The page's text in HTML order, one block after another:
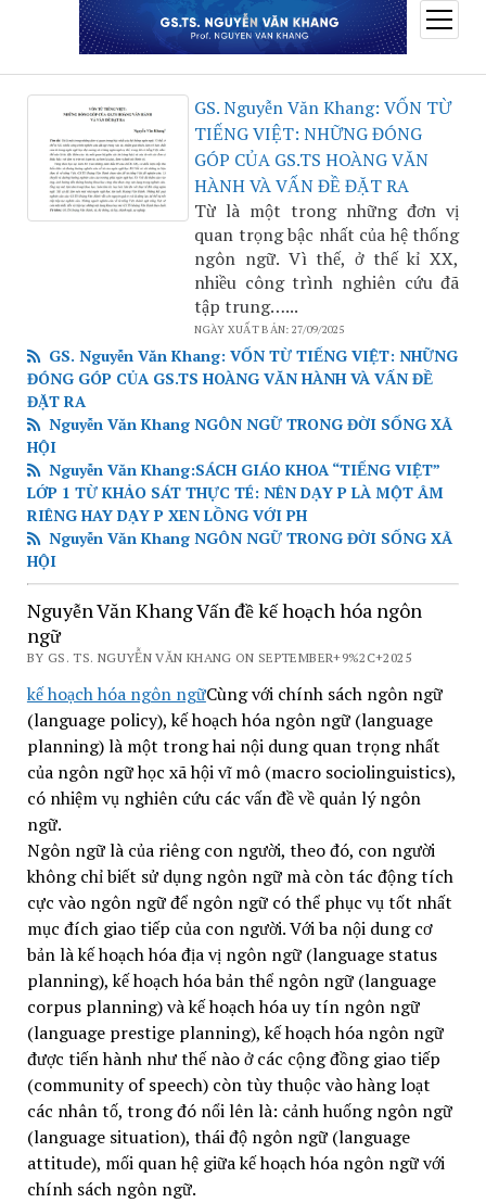
open
menu
GS. Nguyễn Văn Khang: VỐN TỪ
TIẾNG VIỆT: NHỮNG ĐÓNG
GÓP CỦA GS.TS HOÀNG VĂN
HÀNH VÀ VẤN ĐỀ ĐẶT RA
Từ là một trong những đơn vị
quan trọng bậc nhất của hệ thống
ngôn ngữ. Vì thế, ở thế kỉ XX,
nhiều công trình nghiên cứu đã
tập trung…...
NGÀY XUẤT BẢN: 27/09/2025
GS. Nguyễn Văn Khang: VỐN TỪ TIẾNG VIỆT: NHỮNG
ĐÓNG GÓP CỦA GS.TS HOÀNG VĂN HÀNH VÀ VẤN ĐỀ
ĐẶT RA
Nguyễn Văn Khang NGÔN NGỮ TRONG ĐỜI SỐNG XÃ
HỘI
Nguyễn Văn Khang:SÁCH GIÁO KHOA “TIẾNG VIỆT”
LỚP 1 TỪ KHẢO SÁT THỰC TÉ: NÊN DẠY P LÀ MỘT ÂM
RIÊNG HAY DẠY P XEN LỒNG VỚI PH
Nguyễn Văn Khang NGÔN NGỮ TRONG ĐỜI SỐNG XÃ
HỘI
Nguyễn Văn Khang Vấn đề kế hoạch hóa ngôn
ngữ
BY GS. TS. NGUYỄN VĂN KHANG ON SEPTEMBER+9%2C+2025
kế hoạch hóa ngôn ngữCùng với chính sách ngôn ngữ
(language policy), kế hoạch hóa ngôn ngữ (language
planning) là một trong hai nội dung quan trọng nhất
của ngôn ngữ học xã hội vĩ mô (macro sociolinguistics),
có nhiệm vụ nghiên cứu các vấn đề về quản lý ngôn
ngữ.
Ngôn ngữ là của riêng con người, theo đó, con người
không chỉ biết sử dụng ngôn ngữ mà còn tác động tích
cực vào ngôn ngữ để ngôn ngữ có thể phục vụ tốt nhất
mục đích giao tiếp của con người. Với ba nội dung cơ
bản là kế hoạch hóa địa vị ngôn ngữ (language status
planning), kế hoạch hóa bản thể ngôn ngữ (language
corpus planning) và kế hoạch hóa uy tín ngôn ngữ
(language prestige planning), kế hoạch hóa ngôn ngữ
được tiến hành như thế nào ở các cộng đồng giao tiếp
(community of speech) còn tùy thuộc vào hàng loạt
các nhân tố, trong đó nổi lên là: cảnh huống ngôn ngữ
(language situation), thái độ ngôn ngữ (language
attitude), mối quan hệ giữa kế hoạch hóa ngôn ngữ với
chính sách ngôn ngữ.